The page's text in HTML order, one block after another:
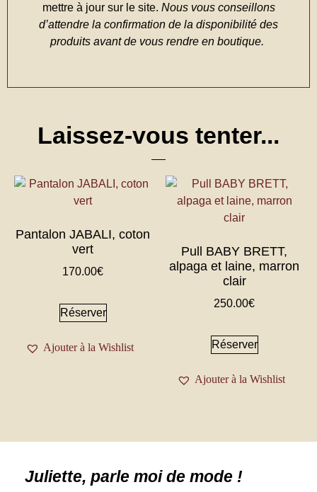
mettre à jour sur le site. Nous vous conseillons
d’attendre la confirmation de la disponibilité des
produits avant de vous rendre en boutique.
Laissez-vous tenter...
Pantalon JABALI, coton
vert
170.00€
Réserver
Ajouter à la Wishlist
Pull BABY BRETT,
alpaga et laine, marron
clair
250.00€
Réserver
Ajouter à la Wishlist
Juliette, parle moi de mode !